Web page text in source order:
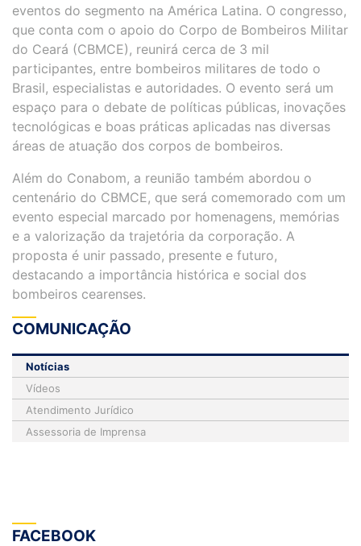
eventos do segmento na América Latina. O congresso,
que conta com o apoio do Corpo de Bombeiros Militar
do Ceará (CBMCE), reunirá cerca de 3 mil
participantes, entre bombeiros militares de todo o
Brasil, especialistas e autoridades. O evento será um
espaço para o debate de políticas públicas, inovações
tecnológicas e boas práticas aplicadas nas diversas
áreas de atuação dos corpos de bombeiros.
Além do Conabom, a reunião também abordou o
centenário do CBMCE, que será comemorado com um
evento especial marcado por homenagens, memórias
e a valorização da trajetória da corporação. A
proposta é unir passado, presente e futuro,
destacando a importância histórica e social dos
bombeiros cearenses.
COMUNICAÇÃO
Notícias
Vídeos
Atendimento Jurídico
Assessoria de Imprensa
FACEBOOK